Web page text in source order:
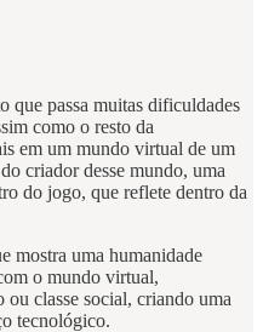
que passa muitas dificuldades
como o resto da
em um mundo virtual de um
criador desse mundo, uma
do jogo, que reflete dentro da
mostra uma humanidade
o mundo virtual,
ou classe social, criando uma
tecnológico.